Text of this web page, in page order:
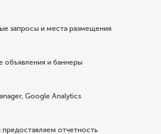
запросы и места размещения
объявления и баннеры
Google Analytics
отчетность